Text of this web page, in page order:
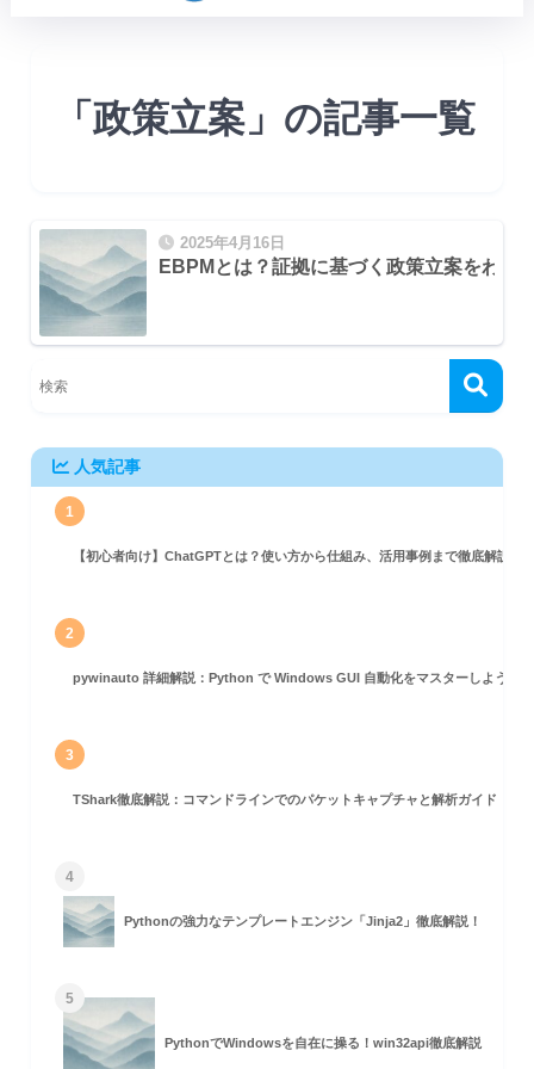
「政策立案」の記事一覧
2025年4月16日
EBPMとは？証拠に基づく政策立案をわか
人気記事
1
【初心者向け】ChatGPTとは？使い方から仕組み、活用事例まで徹底解説
2
pywinauto 詳細解説：Python で Windows GUI 自動化をマスターしよう！
3
TShark徹底解説：コマンドラインでのパケットキャプチャと解析ガイド
4
Pythonの強力なテンプレートエンジン「Jinja2」徹底解説！
5
PythonでWindowsを自在に操る！win32api徹底解説